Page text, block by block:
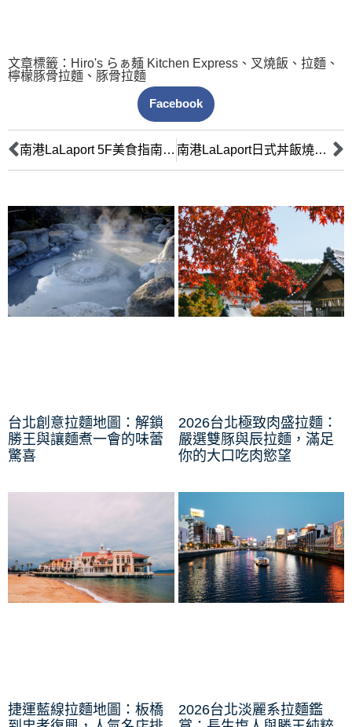
文章標籤： Hiro's らぁ麺 Kitchen Express 、 叉燒飯 、 拉麵 、
檸檬豚骨拉麵 、 豚骨拉麵
Facebook
南港LaLaport 5F美食指南：精選日系餐廳，滿足您的味蕾 南港LaLaport日式丼飯燒肉精選：饕客級美食指南，品質工藝至上
台北創意拉麵地圖：解鎖
勝王與讓麵煮一會的味蕾
驚喜
2026台北極致肉盛拉麵：
嚴選雙豚與辰拉麵，滿足
你的大口吃肉慾望
捷運藍線拉麵地圖：板橋
2026台北淡麗系拉麵鑑